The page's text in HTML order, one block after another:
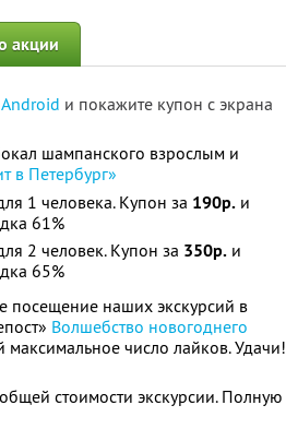
акции
Android и покажите купон с экрана
шампанского взрослым и
в Петербург»
1 человека. Купон за 190р. и
61%
2 человек. Купон за 350р. и
65%
посещение наших экскурсий в
Волшебство новогоднего
максимальное число лайков. Удачи!
стоимости экскурсии. Полную